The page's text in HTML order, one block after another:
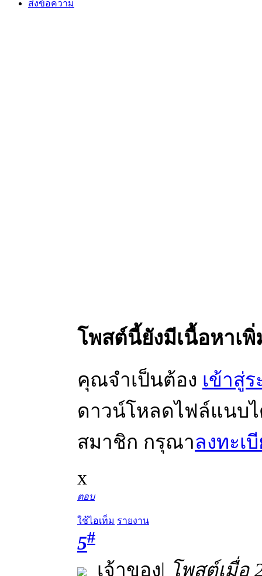
ส่งข้อความ
โพสต์นี้ยังมีเนื้อหาเพิ่
คุณจำเป็นต้อง เข้าสู่
ดาวน์โหลดไฟล์แนบ
สมาชิก กรุณาลงทะเ
x
ตอบ
ใช้ไอเท็ม รายงาน
5#
เจ้าของ| โพสต์เมื่อ